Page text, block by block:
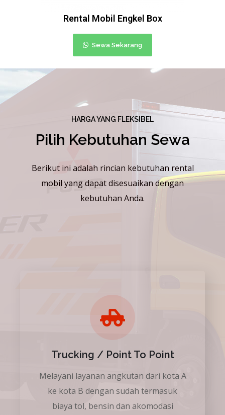
Rental Mobil Engkel Box
Sewa Sekarang
HARGA YANG FLEKSIBEL
Pilih Kebutuhan Sewa
Berikut ini adalah rincian kebutuhan rental
mobil yang dapat disesuaikan dengan
kebutuhan Anda.
Trucking / Point To Point
Melayani layanan angkutan dari kota A
ke kota B dengan sudah termasuk
biaya tol, bensin dan akomodasi